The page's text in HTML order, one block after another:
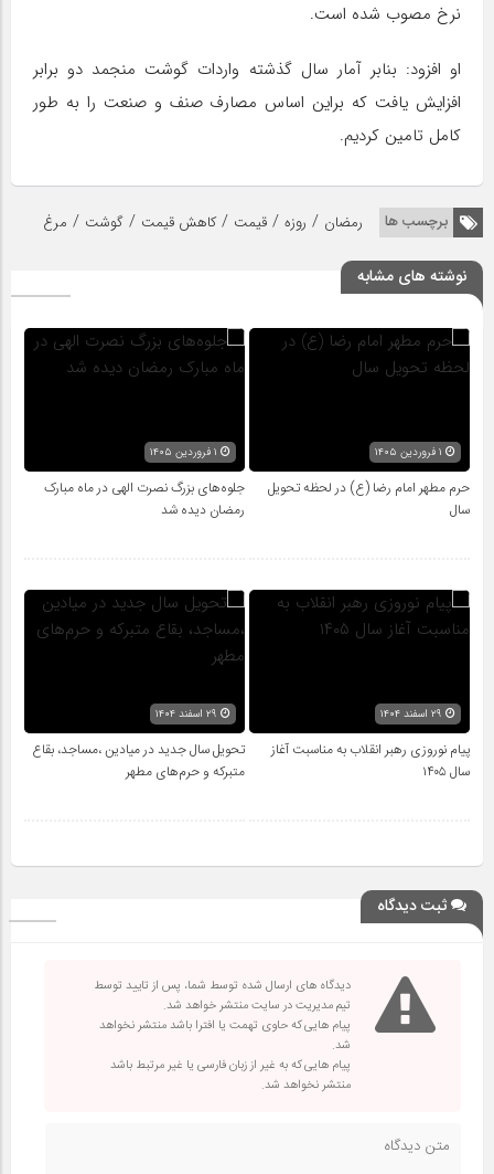
نرخ مصوب شده است.
او افزود: بنابر آمار سال گذشته واردات گوشت منجمد دو برابر
افزایش یافت که براین اساس مصارف صنف و صنعت را به طور
کامل تامین کردیم.
برچسب ها رمضان / روزه / قیمت /کاهش قیمت / گوشت / مرغ
نوشته های مشابه
حرم مطهر امام رضا (ع) در لحظه تحویل
سال
جلوه‌های بزرگ نصرت الهی در ماه مبارک
رمضان دیده شد
پیام نوروزی رهبر انقلاب به مناسبت آغاز
سال ۱۴۰۵
تحویل سال‌ جدید در میادین ،مساجد، بقاع
متبرکه‌ و حرم‌های‌ مطهر
ثبت دیدگاه
دیدگاه های ارسال شده توسط شما، پس از تایید توسط
تیم مدیریت در سایت منتشر خواهد شد.
پیام هایی که حاوی تهمت یا افترا باشد منتشر نخواهد
شد.
پیام هایی که به غیر از زبان فارسی یا غیر مرتبط باشد
منتشر نخواهد شد.